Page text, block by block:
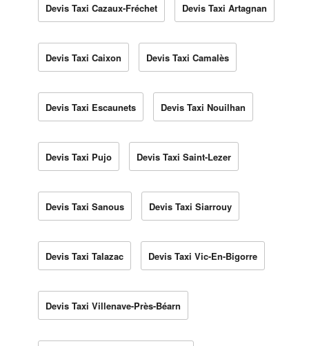
Devis Taxi Cazaux-Fréchet Devis Taxi Artagnan
Devis Taxi Caixon Devis Taxi Camalès
Devis Taxi Escaunets Devis Taxi Nouilhan
Devis Taxi Pujo Devis Taxi Saint-Lezer
Devis Taxi Sanous Devis Taxi Siarrouy
Devis Taxi Talazac Devis Taxi Vic-En-Bigorre
Devis Taxi Villenave-Près-Béarn